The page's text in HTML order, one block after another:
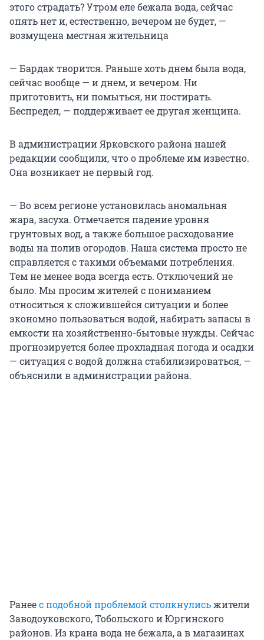
этого страдать? Утром еле бежала вода, сейчас
опять нет и, естественно, вечером не будет, —
возмущена местная жительница
— Бардак творится. Раньше хоть днем была вода,
сейчас вообще — и днем, и вечером. Ни
приготовить, ни помыться, ни постирать.
Беспредел, — поддерживает ее другая женщина.
В администрации Ярковского района нашей
редакции сообщили, что о проблеме им известно.
Она возникает не первый год.
— Во всем регионе установилась аномальная
жара, засуха. Отмечается падение уровня
грунтовых вод, а также большое расходование
воды на полив огородов. Наша система просто не
справляется с такими объемами потребления.
Тем не менее вода всегда есть. Отключений не
было. Мы просим жителей с пониманием
относиться к сложившейся ситуации и более
экономно пользоваться водой, набирать запасы в
емкости на хозяйственно-бытовые нужды. Сейчас
прогнозируется более прохладная погода и осадки
— ситуация с водой должна стабилизироваться, —
объяснили в администрации района.
Ранеес подобной проблемой столкнулисьжители
Заводоуковского, Тобольского и Юргинского
районов. Из крана вода не бежала, а в магазинах